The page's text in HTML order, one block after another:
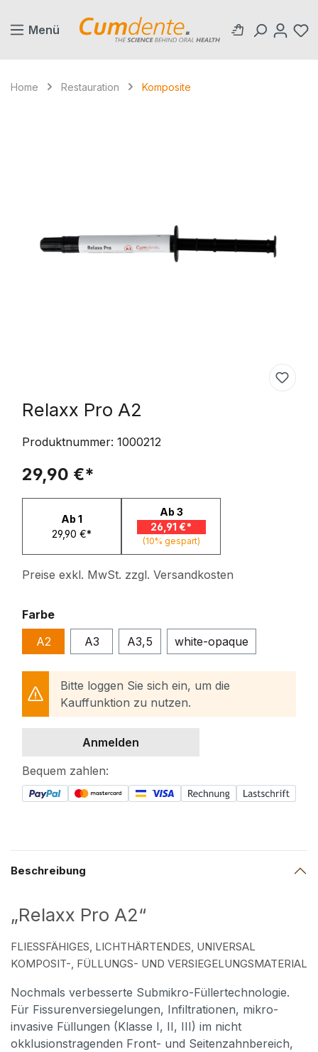
Menü
Home Restauration Komposite
Relaxx Pro A2
Produktnummer: 1000212
29,90 €*
Ab 1
29,90 €*
Ab 3
26,91 €*
(10% gespart)
Preise exkl. MwSt. zzgl. Versandkosten
Farbeauswählen
A2
A3 A3,5 white-opaque
Bitte loggen Sie sich ein, um die
Kauffunktion zu nutzen.
Anmelden
Bequem zahlen:
Beschreibung
„Relaxx Pro A2“
FLIESSFÄHIGES, LICHTHÄRTENDES, UNIVERSAL K
OMPOSIT-, FÜLLUNGS- UND VERSIEGELUNGSMATERIAL
Nochmals verbesserte Submikro-Füllertechnologie.
Für Fissurenversiegelungen, Infiltrationen, mikro-
invasive Füllungen (Klasse I, II, III) im nicht
okklusionstragenden Front- und Seitenzahnbereich,